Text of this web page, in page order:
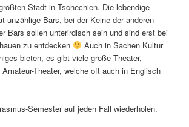
Stadt in Tschechien. Die lebendige
unzählige Bars, bei der Keine der anderen
Bars sollen unterirdisch sein und sind erst bei
zu entdecken
Auch in Sachen Kultur
bieten, es gibt viele große Theater,
Theater, welche oft auch in Englisch
Semester auf jeden Fall wiederholen.